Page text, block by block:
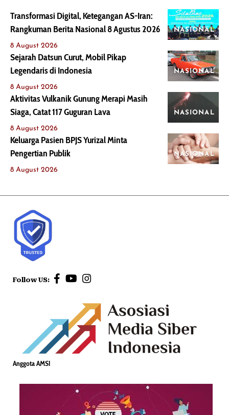
NASIONAL
Transformasi Digital, Ketegangan AS-Iran:
Rangkuman Berita Nasional 8 Agustus 2026
8 August 2026
NASIONAL
Sejarah Datsun Curut, Mobil Pikap
Legendaris di Indonesia
8 August 2026
NASIONAL
Aktivitas Vulkanik Gunung Merapi Masih
Siaga, Catat 117 Guguran Lava
8 August 2026
NASIONAL
Keluarga Pasien BPJS Yurizal Minta
Pengertian Publik
8 August 2026
Follow US:
Anggota AMSI